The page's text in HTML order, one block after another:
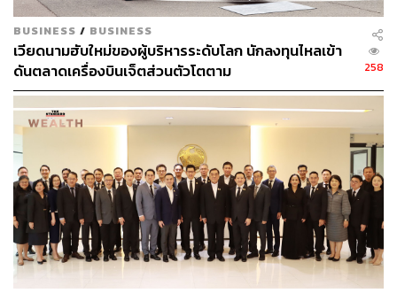
เชื่อเพื่อสร้างผลตอบแทนให้กับนักลงทุนกลุ่ม Private
Banking ของธนาคารไทยพาณิชย์ เป็นการให้บริการแบบ
ครบวงจร ตั้งแต่การให้สินเชื่อจนถึงการให้คำแนะนำด้าน
กลยุทธ์และผลิตภัณฑ์การลงทุน การจัดพอร์ตการลงทุนที่
เหมาะสม และปรับเปลี่ยนสัดส่วนการลงทุนตามภาวะ
เศรษฐกิจในแต่ละช่วงเวลา รวมทั้งการวางแผนภาษีเพื่อให้
นักลงทุนได้รับประโยชน์สูงสุด และเป็นการสร้างความมั่งคั่ง
ให้แก่นักลงทุน สามารถสอบถามข้อมูลเพิ่มเติมจากที่ปรึกษา
ด้านการเงินและการลงทุนส่วนบุคคลของท่าน
ภาษี = มูลค่าของที่ดิน/สิ่งปลูกสร้าง (ตามราคาประเมินทุน
ทรัพย์) * อัตราภาษีที่ดินและสิ่งปลูกสร้าง โดยการจัดประเภท
อัตราภาษีใช้หลักตามการใช้ประโยชน์ที่ดินหรือสิ่งปลูกสร้าง
เป็น 4 ประเภท
BUSINESS / BUSINESS
เวียดนามฮับใหม่ของผู้บริหารระดับโลก นักลงทุนไหลเข้า
ดันตลาดเครื่องบินเจ็ตส่วนตัวโตตาม
258